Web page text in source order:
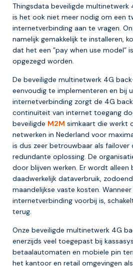
Thingsdata beveiligde
is het ook niet meer nodig om een
internetverbinding aan te vragen.
namelijk gemakkelijk te installeren,
dat het een ”pay when use model”
opgezegd worden.
De beveiligde multinetwerk 4G
eenvoudig te implementeren en bij
internetverbinding zorgt de 4G
continuïteit van internet toegang
beveiligde M2M simkaart die werkt
netwerken in Nederland voor
is dus zeer betrouwbaar als
redundante oplossing. De
door blijven werken. Er wordt
daadwerkelijk dataverbruik,
maandelijkse vaste kosten.
internetverbinding voorbij is,
terug.
Onze beveiligde multinetwerk 4G
enerzijds veel toegepast bij
betaalautomaten en mobiele pin
het kantoor en retail omgevingen